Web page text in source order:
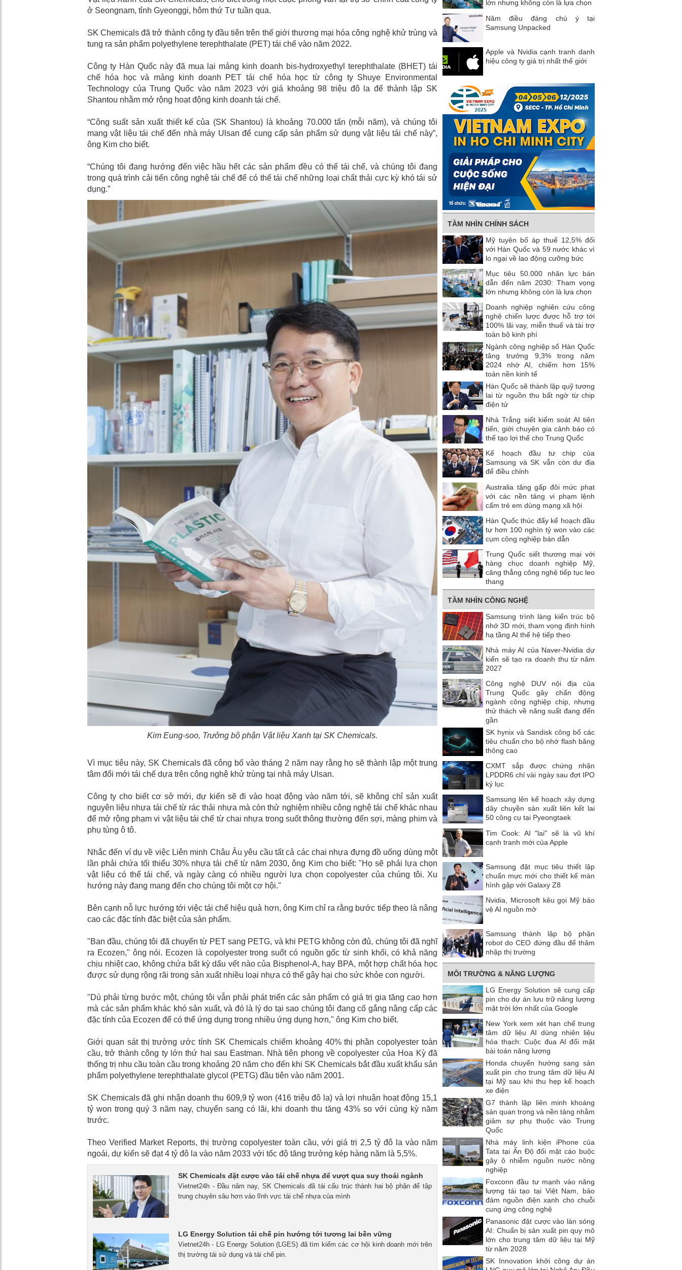
ở Seongnam, tỉnh Gyeonggi, hôm thứ Tư tuần qua.
SK Chemicals đã trở thành công ty đầu tiên trên thế giới thương mại hóa công nghệ khử trùng và
tung ra sản phẩm polyethylene terephthalate (PET) tái chế vào năm 2022.
Công ty Hàn Quốc này đã mua lại mảng kinh doanh bis-hydroxyethyl terephthalate (BHET) tái
chế hóa học và mảng kinh doanh PET tái chế hóa học từ công ty Shuye Environmental
Technology của Trung Quốc vào năm 2023 với giá khoảng 98 triệu đô la để thành lập SK
Shantou nhằm mở rộng hoạt động kinh doanh tái chế.
“Công suất sản xuất thiết kế của (SK Shantou) là khoảng 70.000 tấn (mỗi năm), và chúng tôi
mang vật liệu tái chế đến nhà máy Ulsan để cung cấp sản phẩm sử dụng vật liệu tái chế này”,
ông Kim cho biết.
“Chúng tôi đang hướng đến việc hầu hết các sản phẩm đều có thể tái chế, và chúng tôi đang
trong quá trình cải tiến công nghệ tái chế để có thể tái chế những loại chất thải cực kỳ khó tái sử
dụng.”
Kim Eung-soo, Trưởng bộ phận Vật liệu Xanh tại SK Chemicals.
Vì mục tiêu này, SK Chemicals đã công bố vào tháng 2 năm nay rằng họ sẽ thành lập một trung
tâm đổi mới tái chế dựa trên công nghệ khử trùng tại nhà máy Ulsan.
Công ty cho biết cơ sở mới, dự kiến ​​sẽ đi vào hoạt động vào năm tới, sẽ không chỉ sản xuất
nguyên liệu nhựa tái chế từ rác thải nhựa mà còn thử nghiệm nhiều công nghệ tái chế khác nhau
để mở rộng phạm vi vật liệu tái chế từ chai nhựa trong suốt thông thường đến sợi, màng phim và
phụ tùng ô tô.
Nhắc đến ví dụ về việc Liên minh Châu Âu yêu cầu tất cả các chai nhựa đựng đồ uống dùng một
lần phải chứa tối thiểu 30% nhựa tái chế từ năm 2030, ông Kim cho biết: "Họ sẽ phải lựa chọn
vật liệu có thể tái chế, và ngày càng có nhiều người lựa chọn copolyester của chúng tôi. Xu
hướng này đang mang đến cho chúng tôi một cơ hội."
Bên cạnh nỗ lực hướng tới việc tái chế hiệu quả hơn, ông Kim chỉ ra rằng bước tiếp theo là nâng
cao các đặc tính đặc biệt của sản phẩm.
"Ban đầu, chúng tôi đã chuyển từ PET sang PETG, và khi PETG không còn đủ, chúng tôi đã nghĩ
ra Ecozen," ông nói. Ecozen là copolyester trong suốt có nguồn gốc từ sinh khối, có khả năng
chịu nhiệt cao, không chứa bất kỳ dấu vết nào của Bisphenol-A, hay BPA, một hợp chất hóa học
được sử dụng rộng rãi trong sản xuất nhiều loại nhựa có thể gây hại cho sức khỏe con người.
"Dù phải từng bước một, chúng tôi vẫn phải phát triển các sản phẩm có giá trị gia tăng cao hơn
mà các sản phẩm khác khó sản xuất, và đó là lý do tại sao chúng tôi đang cố gắng nâng cấp các
đặc tính của Ecozen để có thể ứng dụng trong nhiều ứng dụng hơn," ông Kim cho biết.
Giới quan sát thị trường ước tính SK Chemicals chiếm khoảng 40% thị phần copolyester toàn
cầu, trở thành công ty lớn thứ hai sau Eastman. Nhà tiên phong về copolyester của Hoa Kỳ đã
thống trị nhu cầu toàn cầu trong khoảng 20 năm cho đến khi SK Chemicals bắt đầu xuất khẩu sản
phẩm polyethylene terephthalate glycol (PETG) đầu tiên vào năm 2001.
SK Chemicals đã ghi nhận doanh thu 609,9 tỷ won (416 triệu đô la) và lợi nhuận hoạt động 15,1
tỷ won trong quý 3 năm nay, chuyển sang có lãi, khi doanh thu tăng 43% so với cùng kỳ năm
trước.
Theo Verified Market Reports, thị trường copolyester toàn cầu, với giá trị 2,5 tỷ đô la vào năm
ngoái, dự kiến ​​sẽ đạt 4 tỷ đô la vào năm 2033 với tốc độ tăng trưởng kép hàng năm là 5,5%.
SK Chemicals đặt cược vào tái chế nhựa để vượt qua suy thoái ngành
Vietnet24h - Đầu năm nay, SK Chemicals đã tái cấu trúc thành hai bộ phận để tập
trung chuyên sâu hơn vào lĩnh vực tái chế nhựa của mình
LG Energy Solution tái chế pin hướng tới tương lai bền vững
Vietnet24h - LG Energy Solution (LGES) đã tìm kiếm các cơ hội kinh doanh mới trên
thị trường tái sử dụng và tái chế pin.
lớn nhưng không còn là lựa chọn
Năm điều đáng chú ý tại
Samsung Unpacked
Apple và Nvidia cạnh tranh danh
hiệu công ty giá trị nhất thế giới
TẦM NHÌN CHÍNH SÁCH
Mỹ tuyên bố áp thuế 12,5% đối
với Hàn Quốc và 59 nước khác vì
lo ngại về lao động cưỡng bức
Mục tiêu 50.000 nhân lực bán
dẫn đến năm 2030: Tham vọng
lớn nhưng không còn là lựa chọn
Doanh nghiệp nghiên cứu công
nghệ chiến lược được hỗ trợ tới
100% lãi vay, miễn thuế và tài trợ
toàn bộ kinh phí
Ngành công nghiệp số Hàn Quốc
tăng trưởng 9,3% trong năm
2024 nhờ AI, chiếm hơn 15%
toàn nền kinh tế
Hàn Quốc sẽ thành lập quỹ tương
lai từ nguồn thu bất ngờ từ chip
điện tử
Nhà Trắng siết kiểm soát AI tiên
tiến, giới chuyên gia cảnh báo có
thể tạo lợi thế cho Trung Quốc
Kế hoạch đầu tư chip của
Samsung và SK vẫn còn dư địa
để điều chỉnh
Australia tăng gấp đôi mức phạt
với các nền tảng vi phạm lệnh
cấm trẻ em dùng mạng xã hội
Hàn Quốc thúc đẩy kế hoạch đầu
tư hơn 100 nghìn tỷ won vào các
cụm công nghiệp bán dẫn
Trung Quốc siết thương mại với
hàng chục doanh nghiệp Mỹ,
căng thẳng công nghệ tiếp tục leo
thang
TẦM NHÌN CÔNG NGHỆ
Samsung trình làng kiến trúc bộ
nhớ 3D mới, tham vọng định hình
hạ tầng AI thế hệ tiếp theo
Nhà máy AI của Naver-Nvidia dự
kiến ​​sẽ tạo ra doanh thu từ năm
2027
Công nghệ DUV nội địa của
Trung Quốc gây chấn động
ngành công nghiệp chip, nhưng
thử thách về năng suất đang đến
gần
SK hynix và Sandisk công bố các
tiêu chuẩn cho bộ nhớ flash băng
thông cao
CXMT sắp được chứng nhận
LPDDR6 chỉ vài ngày sau đợt IPO
kỷ lục
Samsung lên kế hoạch xây dựng
dây chuyền sản xuất liên kết lai
50 công cụ tại Pyeongtaek
Tim Cook: AI "lai" sẽ là vũ khí
cạnh tranh mới của Apple
Samsung đặt mục tiêu thiết lập
chuẩn mực mới cho thiết kế màn
hình gập với Galaxy Z8
Nvidia, Microsoft kêu gọi Mỹ bảo
vệ AI nguồn mở
Samsung thành lập bộ phận
robot do CEO đứng đầu để thâm
nhập thị trường
MÔI TRƯỜNG & NĂNG LƯỢNG
LG Energy Solution sẽ cung cấp
pin cho dự án lưu trữ năng lượng
mặt trời lớn nhất của Google
New York xem xét hạn chế trung
tâm dữ liệu AI dùng nhiên liệu
hóa thạch: Cuộc đua AI đối mặt
bài toán năng lượng
Honda chuyển hướng sang sản
xuất pin cho trung tâm dữ liệu AI
tại Mỹ sau khi thu hẹp kế hoạch
xe điện
G7 thành lập liên minh khoáng
sản quan trọng và nền tảng nhằm
giảm sự phụ thuộc vào Trung
Quốc
Nhà máy linh kiện iPhone của
Tata tại Ấn Độ đối mặt cáo buộc
gây ô nhiễm nguồn nước nông
nghiệp
Foxconn đầu tư mạnh vào năng
lượng tái tạo tại Việt Nam, bảo
đảm nguồn điện xanh cho chuỗi
cung ứng công nghệ
Panasonic đặt cược vào làn sóng
AI: Chuẩn bị sản xuất pin quy mô
lớn cho trung tâm dữ liệu tại Mỹ
từ năm 2028
SK Innovation khởi công dự án